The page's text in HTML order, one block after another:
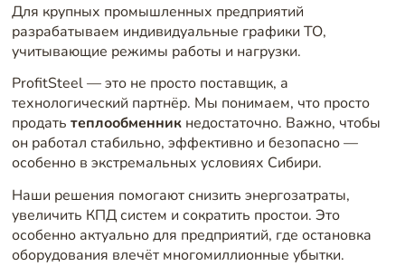
Для крупных промышленных предприятий
разрабатываем индивидуальные графики ТО,
учитывающие режимы работы и нагрузки.
ProfitSteel — это не просто поставщик, а
технологический партнёр. Мы понимаем, что просто
продать теплообменникнедостаточно. Важно, чтобы
он работал стабильно, эффективно и безопасно —
особенно в экстремальных условиях Сибири.
Наши решения помогают снизить энергозатраты,
увеличить КПД систем и сократить простои. Это
особенно актуально для предприятий, где остановка
оборудования влечёт многомиллионные убытки.